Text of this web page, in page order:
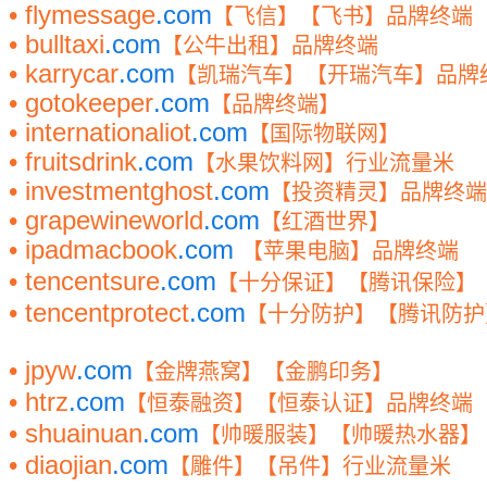
• flymessage.com 【飞信】【飞书】品牌终端
• bulltaxi.com 【公牛出租】品牌终端
• karrycar.com 【凯瑞汽车】【开瑞汽车】品牌
• gotokeeper.com 【品牌终端】
• internationaliot.com 【国际物联网】
• fruitsdrink.com 【水果饮料网】行业流量米
• investmentghost.com 【投资精灵】品牌终端
• grapewineworld.com 【红酒世界】
• ipadmacbook.com 【苹果电脑】品牌终端
• tencentsure.com 【十分保证】 【腾讯保险】
• tencentprotect.com 【十分防护】 【腾讯防
• jpyw.com 【金牌燕窝】【金鹏印务】
• htrz.com 【恒泰融资】【恒泰认证】品牌终端
• shuainuan.com 【帅暖服装】【帅暖热水器】
• diaojian.com 【雕件】【吊件】行业流量米